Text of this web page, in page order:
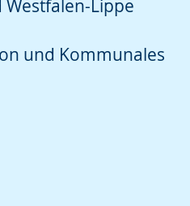
Lippe
und Kommunales